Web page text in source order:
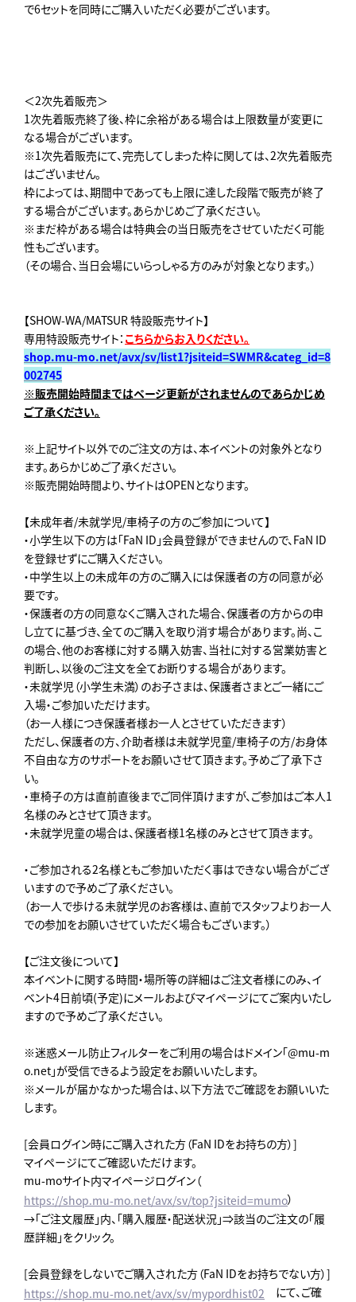
で6セットを同時にご購入いただく必要がございます。
＜2次先着販売＞
1次先着販売終了後、枠に余裕がある場合は上限数量が変更に
なる場合がございます。
※1次先着販売にて、完売してしまった枠に関しては、2次先着販売
はございません。
枠によっては、期間中であっても上限に達した段階で販売が終了
する場合がございます。あらかじめご了承ください。
※まだ枠がある場合は特典会の当日販売をさせていただく可能
性もございます。
（その場合、当日会場にいらっしゃる方のみが対象となります。）
【SHOW-WA/MATSUR 特設販売サイト】
専用特設販売サイト： こちらからお入りください。
shop.mu-mo.net/avx/sv/list1?jsiteid=SWMR&categ_id=8
002745
※販売開始時間まではページ更新がされませんのであらかじめ
ご了承ください。
※上記サイト以外でのご注文の方は、本イベントの対象外となり
ます。あらかじめご了承ください。
※販売開始時間より、サイトはOPENとなります。
【未成年者/未就学児/車椅子の方のご参加について】
・小学生以下の方は「FaN ID」会員登録ができませんので、FaN ID
を登録せずにご購入ください。
・中学生以上の未成年の方のご購入には保護者の方の同意が必
要です。
・保護者の方の同意なくご購入された場合、保護者の方からの申
し立てに基づき、全てのご購入を取り消す場合があります。尚、こ
の場合、他のお客様に対する購入妨害、当社に対する営業妨害と
判断し、以後のご注文を全てお断りする場合があります。
・未就学児（小学生未満）のお子さまは、保護者さまとご一緒にご
入場・ご参加いただけます。
（お一人様につき保護者様お一人とさせていただきます）
ただし、保護者の方、介助者様は未就学児童/車椅子の方/お身体
不自由な方のサポートをお願いさせて頂きます。予めご了承下さ
い。
・車椅子の方は直前直後までご同伴頂けますが、ご参加はご本人1
名様のみとさせて頂きます。
・未就学児童の場合は、保護者様1名様のみとさせて頂きます。
・ご参加される2名様ともご参加いただく事はできない場合がござ
いますので予めご了承ください。
（お一人で歩ける未就学児のお客様は、直前でスタッフよりお一人
での参加をお願いさせていただく場合もございます。）
【ご注文後について】
本イベントに関する時間・場所等の詳細はご注文者様にのみ、イ
ベント4日前頃(予定)にメールおよびマイページにてご案内いたし
ますので予めご了承ください。
※迷惑メール防止フィルターをご利用の場合はドメイン「@mu-m
o.net」が受信できるよう設定をお願いいたします。
※メールが届かなかった場合は、以下方法でご確認をお願いいた
します。
[会員ログイン時にご購入された方（FaN IDをお持ちの方）]
マイページにてご確認いただけます。
mu-moサイト内マイページログイン（
https://shop.mu-mo.net/avx/sv/top?jsiteid=mumo）
→「ご注文履歴」内、「購入履歴・配送状況」⇒該当のご注文の「履
歴詳細」をクリック。
[会員登録をしないでご購入された方（FaN IDをお持ちでない方）]
https://shop.mu-mo.net/avx/sv/mypordhist02 にて、ご確